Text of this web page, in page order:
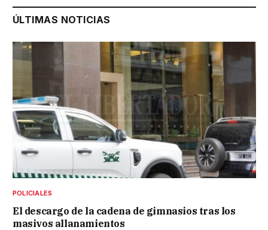
ÚLTIMAS NOTICIAS
POLICIALES
El descargo de la cadena de gimnasios tras los
masivos allanamientos